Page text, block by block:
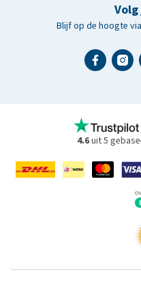
Volg
Blijf op de hoogte
4.6uit 5